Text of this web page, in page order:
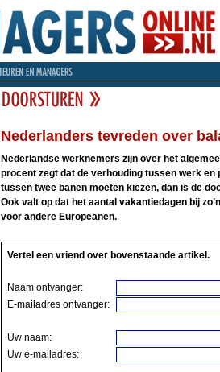
Nederlanders tevreden over
Nederlandse werknemers zijn over het
procent zegt dat de verhouding tussen werk
tussen twee banen moeten kiezen, dan is de
Ook valt op dat het aantal vakantiedagen bij
voor andere Europeanen.
Vertel een vriend over bovenstaande artikel.
Naam ontvanger:
E-mailadres ontvanger:
Uw naam:
Uw e-mailadres: